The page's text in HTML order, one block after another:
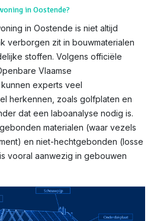
in Oostende?
in Oostende is niet altijd
verborgen zit in bouwmaterialen
stoffen. Volgens officiële
Vlaamse
experts veel
herkennen, zoals golfplaten en
dat een laboanalyse nodig is.
materialen (waar vezels
en niet-hechtgebonden (losse
vooral aanwezig in gebouwen